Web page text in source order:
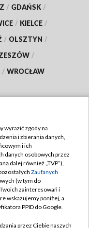
/ GDAŃSK /
/ KIELCE /
/ OLSZTYN /
/
/ WROCŁAW
wyrazić zgody na
i zbierania danych,
i ich
danych osobowych przez
dalej również „TVP”),
Zaufanych
(w tym do
zainteresowań i
wskazujemy poniżej, a
PPID do Google.
przez Ciebie naszych